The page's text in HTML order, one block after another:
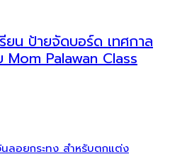
น ป้ายจัดบอร์ด เทศกาล
Palawan Class